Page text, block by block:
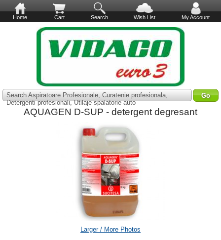
Home Cart Search Wish List My Account
Search Aspiratoare Profesionale, Curatenie profesionala,
Detergenti profesionali, Utilaje spalatorie auto
AQUAGEN D-SUP - detergent degresant
Larger / More Photos